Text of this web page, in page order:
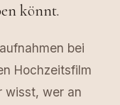
könnt.
bei
Hochzeitsfilm
wisst, wer an